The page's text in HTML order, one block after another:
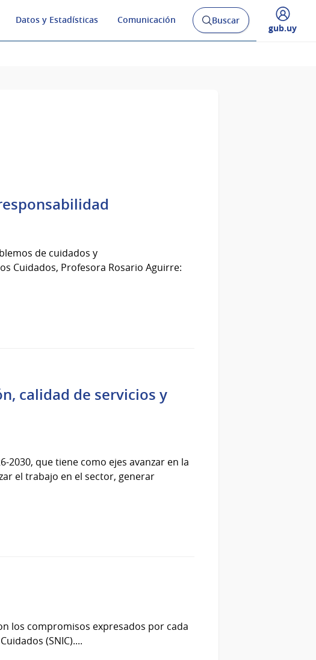
Datos y Estadísticas Comunicación
Abrir
buscador
Buscar
Desplegar
gub.uy
de cuidados y
Cuidados, Profesora Rosario Aguirre:
calidad de servicios y
2030, que tiene como ejes avanzar en la
el trabajo en el sector, generar
los compromisos expresados por cada
(SNIC)....